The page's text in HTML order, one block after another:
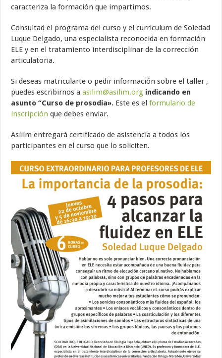
caracteriza la formación que impartimos.
Consultad el programa del curso y el curriculum de Soledad
Luque Delgado, una especialista reconocida en formación
ELE y en el tratamiento interdisciplinar de la corrección
articulatoria.
Si deseas matricularte o pedir información sobre el taller ,
puedes escribirnos aasilim@asilim.org indicando en
asunto “Curso de prosodia». Este es elformulario de
inscripciónque debes enviar.
Asilim entregará certificado de asistencia a todos los
participantes en el curso que lo soliciten.